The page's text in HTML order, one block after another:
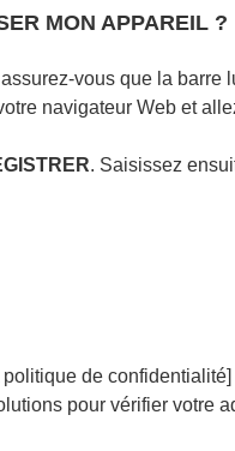
MON APPAREIL ?
vous que la barre
navigateur Web et
. Saisissez
de confidentialité]
pour vérifier votre